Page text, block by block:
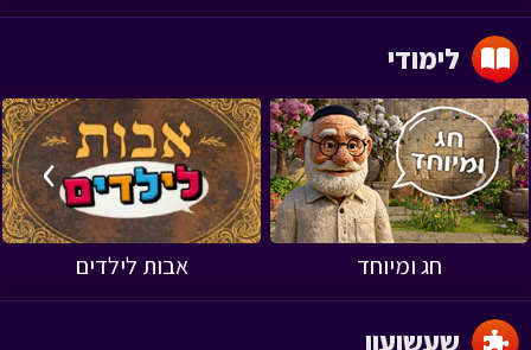
חג ומיוחד אבות לילדים
‹
›